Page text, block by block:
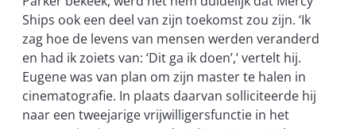
Ships ook een deel van zijn toekomst zou zijn. ‘Ik
zag hoe de levens van mensen werden veranderd
en had ik zoiets van: ‘Dit ga ik doen’,’ vertelt hij.
Eugene was van plan om zijn master te halen in
cinematografie. In plaats daarvan solliciteerde hij
naar een tweejarige vrijwilligersfunctie in het